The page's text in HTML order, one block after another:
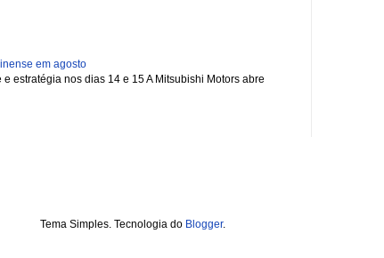
em agosto
estratégia nos dias 14 e 15 A Mitsubishi Motors abre
Tema Simples. Tecnologia do Blogger.